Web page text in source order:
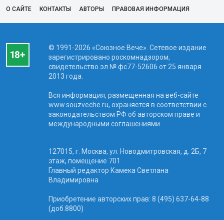
О САЙТЕ КОНТАКТЫ АВТОРЫ ПРАВОВАЯ ИНФОРМАЦИЯ
© 1991-2026 «Союзное Вече». Сетевое издание
зарегистрировано роскомнадзором,
свидетельство эл № фc77-52606 от 25 января
2013 года.
Вся информация, размещенная на веб-сайте
www.souzveche.ru, охраняется в соответствии с
законодательством РФ об авторском праве и
международными соглашениями.
127015, г. Москва, ул. Новодмитровская, д. 2Б, 7
этаж, помещение 701
Главный редактор Камека Светлана
Владимировна
Приобретение авторских прав: 8 (495) 637-64-88
(доб.8800)